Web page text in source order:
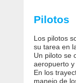
Pilotos
Los pilotos
su tarea en
Un piloto se
aeropuerto
En los
manejo de